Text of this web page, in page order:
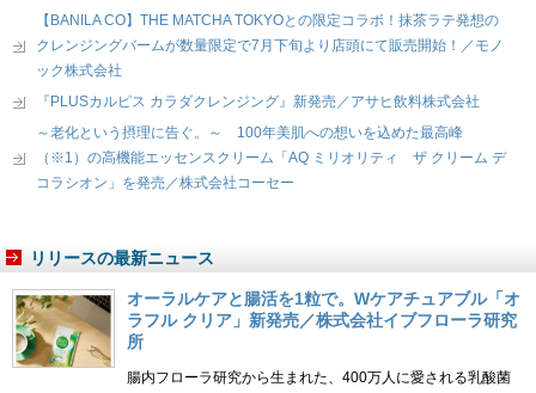
【BANILA CO】THE MATCHA TOKYOとの限定コラボ！抹茶ラテ発想の
クレンジングバームが数量限定で7月下旬より店頭にて販売開始！／モノ
ック株式会社
『PLUSカルピス カラダクレンジング』新発売／アサヒ飲料株式会社
～老化という摂理に告ぐ。～ 100年美肌への想いを込めた最高峰
（※1）の高機能エッセンスクリーム「AQ ミリオリティ ザ クリーム デ
コラシオン」を発売／株式会社コーセー
リリースの最新ニュース
オーラルケアと腸活を1粒で。Wケアチュアブル「オ
ラフル クリア」新発売／株式会社イブフローラ研究
所
腸内フローラ研究から生まれた、400万人に愛される乳酸菌